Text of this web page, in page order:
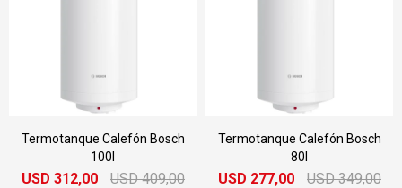
Termotanque Calefón Bosch
100l
USD 312,00 USD 409,00
Termotanque Calefón Bosch
80l
USD 277,00 USD 349,00